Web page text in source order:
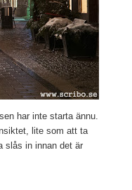
har inte starta ännu.
lite som att ta
slås in innan det är